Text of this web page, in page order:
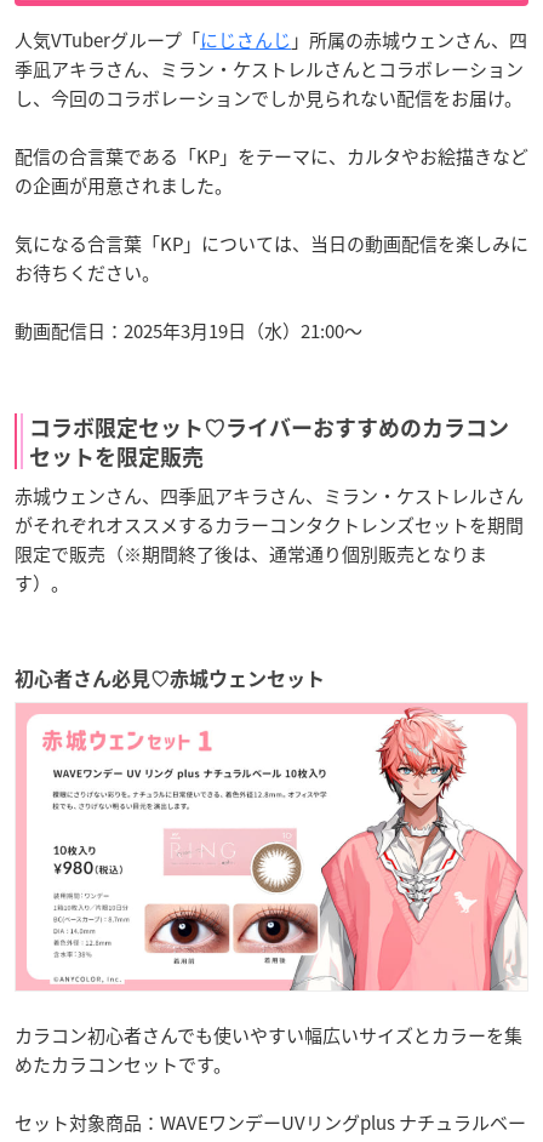
人気VTuberグループ「にじさんじ 」所属の赤城ウェンさん、四
季凪アキラさん、ミラン・ケストレルさんとコラボレーション
し、今回のコラボレーションでしか見られない配信をお届け。
配信の合言葉である「KP」をテーマに、カルタやお絵描きなど
の企画が用意されました。
気になる合言葉「KP」については、当日の動画配信を楽しみに
お待ちください。
動画配信日：2025年3月19日（水）21:00～
コラボ限定セット♡ライバーおすすめのカラコン
セットを限定販売
赤城ウェンさん、四季凪アキラさん、ミラン・ケストレルさん
がそれぞれオススメするカラーコンタクトレンズセットを期間
限定で販売（※期間終了後は、通常通り個別販売となりま
す）。
初心者さん必見♡赤城ウェンセット
カラコン初心者さんでも使いやすい幅広いサイズとカラーを集
めたカラコンセットです。
セット対象商品：WAVEワンデーUVリングplus ナチュラルベー